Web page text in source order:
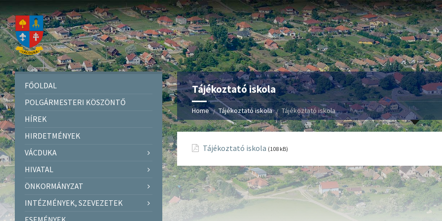
Tájékoztató iskola
Home Tájékoztató iskola Tájékoztató iskola
Tájékoztató iskola (108 kB)
FŐOLDAL
POLGÁRMESTERI KÖSZÖNTŐ
HÍREK
HIRDETMÉNYEK
VÁCDUKA
HIVATAL
ÖNKORMÁNYZAT
INTÉZMÉNYEK, SZEVEZETEK